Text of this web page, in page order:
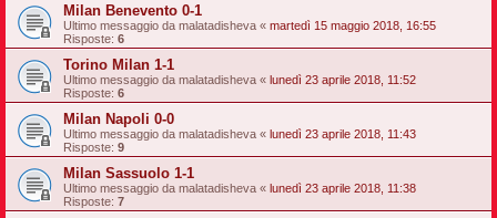
Milan Benevento 0-1
Ultimo messaggio da malatadisheva « martedì 15 maggio 2018, 16:55
Risposte: 6
Torino Milan 1-1
Ultimo messaggio da malatadisheva « lunedì 23 aprile 2018, 11:52
Risposte: 6
Milan Napoli 0-0
Ultimo messaggio da malatadisheva « lunedì 23 aprile 2018, 11:43
Risposte: 9
Milan Sassuolo 1-1
Ultimo messaggio da malatadisheva « lunedì 23 aprile 2018, 11:38
Risposte: 7